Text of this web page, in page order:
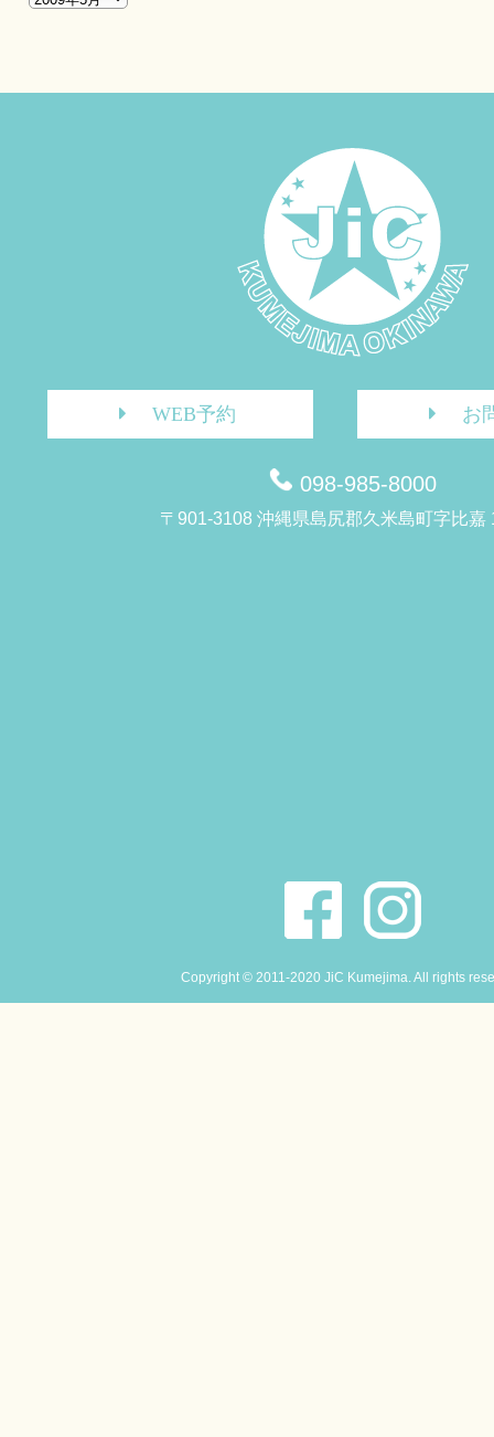
WEB予約 お
098-985-8000
〒901-3108 沖縄県島尻郡久米島町字比嘉
Copyright © 2011-2020 JiC Kumejima. All rights